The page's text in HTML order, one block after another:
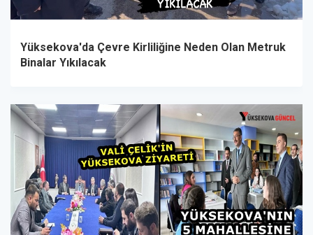
Yüksekova'da Çevre Kirliliğine Neden Olan Metruk
Binalar Yıkılacak